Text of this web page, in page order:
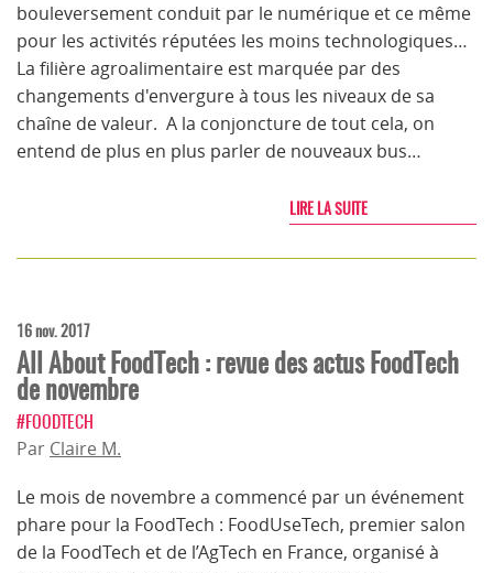
bouleversement conduit par le numérique et ce même
pour les activités réputées les moins technologiques…
La filière agroalimentaire est marquée par des
changements d'envergure à tous les niveaux de sa
chaîne de valeur. A la conjoncture de tout cela, on
entend de plus en plus parler de nouveaux bus…
LIRE LA SUITE
16 nov. 2017
All About FoodTech : revue des actus FoodTech
de novembre
#FOODTECH
Par Claire M.
Le mois de novembre a commencé par un événement
phare pour la FoodTech : FoodUseTech, premier salon
de la FoodTech et de l’AgTech en France, organisé à